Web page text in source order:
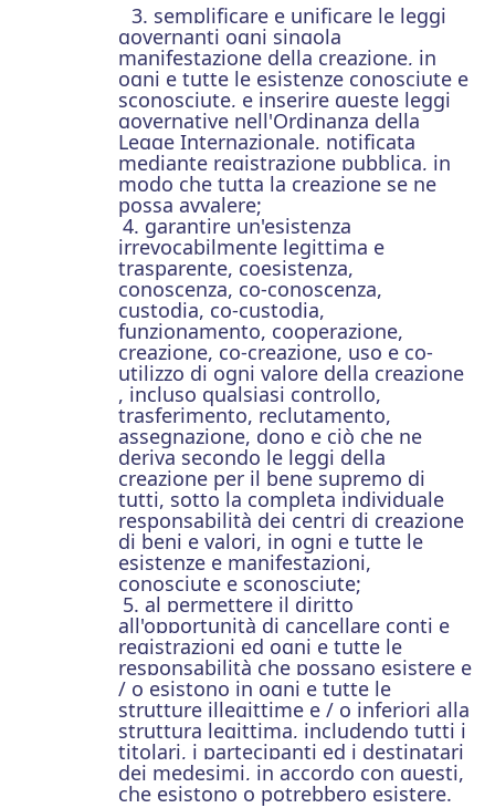
3. semplificare e unificare le leggi
governanti ogni singola
manifestazione della creazione, in
ogni e tutte le esistenze conosciute e
sconosciute, e inserire queste leggi
governative nell'Ordinanza della
Legge Internazionale, notificata
mediante registrazione pubblica, in
modo che tutta la creazione se ne
possa avvalere;
4. garantire un'esistenza
irrevocabilmente legittima e
trasparente, coesistenza,
conoscenza, co-conoscenza,
custodia, co-custodia,
funzionamento, cooperazione,
creazione, co-creazione, uso e co-
utilizzo di ogni valore della creazione
, incluso qualsiasi controllo,
trasferimento, reclutamento,
assegnazione, dono e ciò che ne
deriva secondo le leggi della
creazione per il bene supremo di
tutti, sotto la completa individuale
responsabilità dei centri di creazione
di beni e valori, in ogni e tutte le
esistenze e manifestazioni,
conosciute e sconosciute;
5. al permettere il diritto
all'opportunità di cancellare conti e
registrazioni ed ogni e tutte le
responsabilità che possano esistere e
/ o esistono in ogni e tutte le
strutture illegittime e / o inferiori alla
struttura legittima, includendo tutti i
titolari, i partecipanti ed i destinatari
dei medesimi, in accordo con questi,
che esistono o potrebbero esistere.